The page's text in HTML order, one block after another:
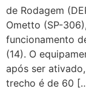
de Rodagem
Ometto (SP-
funcionamento
(14). O
após ser
trecho é de 60